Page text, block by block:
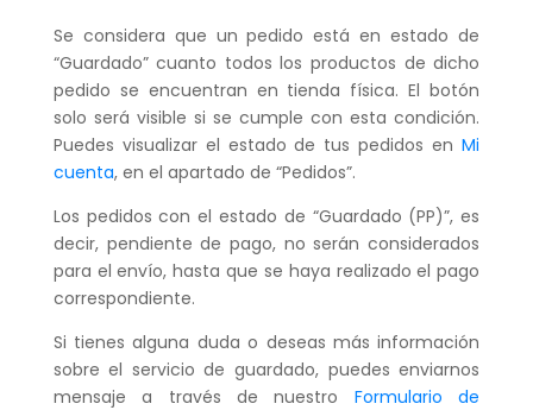
Se considera que un pedido está en estado de
“Guardado” cuanto todos los productos de dicho
pedido se encuentran en tienda física. El botón
solo será visible si se cumple con esta condición.
Puedes visualizar el estado de tus pedidos enMi
cuenta, en el apartado de “Pedidos”.
Los pedidos con el estado de “Guardado (PP)”, es
decir, pendiente de pago, no serán considerados
para el envío, hasta que se haya realizado el pago
correspondiente.
Si tienes alguna duda o deseas más información
sobre el servicio de guardado, puedes enviarnos
mensaje a través de nuestro Formulario de